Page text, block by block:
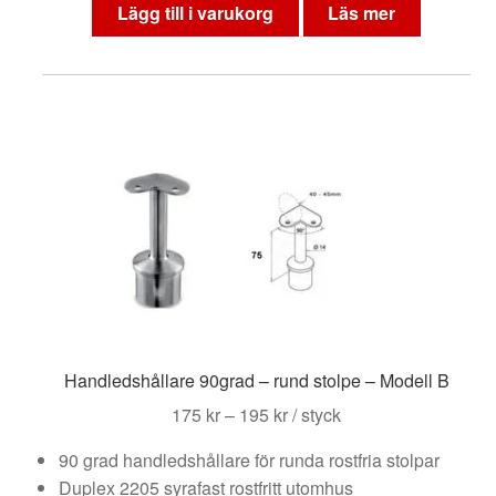
Lägg till i varukorg Läs mer
Handledshållare 90grad – rund stolpe – Modell B
175 kr– 195 krPrisintervall:
till
/ styck
90 grad handledshållare för runda rostfria stolpar
Duplex 2205 syrafast rostfritt utomhus